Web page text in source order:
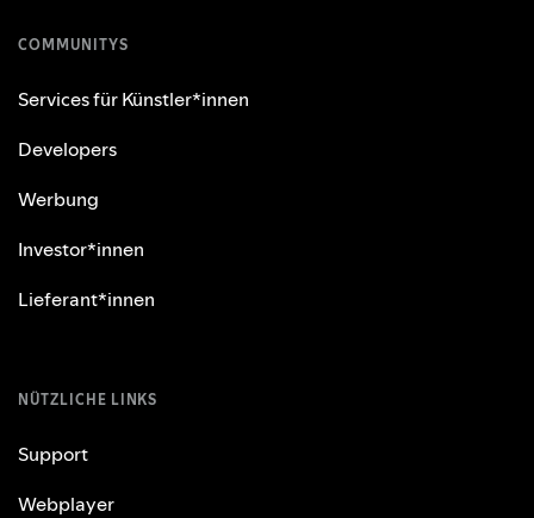
COMMUNITYS
Services für Künstler*innen
Developers
Werbung
Investor*innen
Lieferant*innen
NÜTZLICHE LINKS
Support
Webplayer